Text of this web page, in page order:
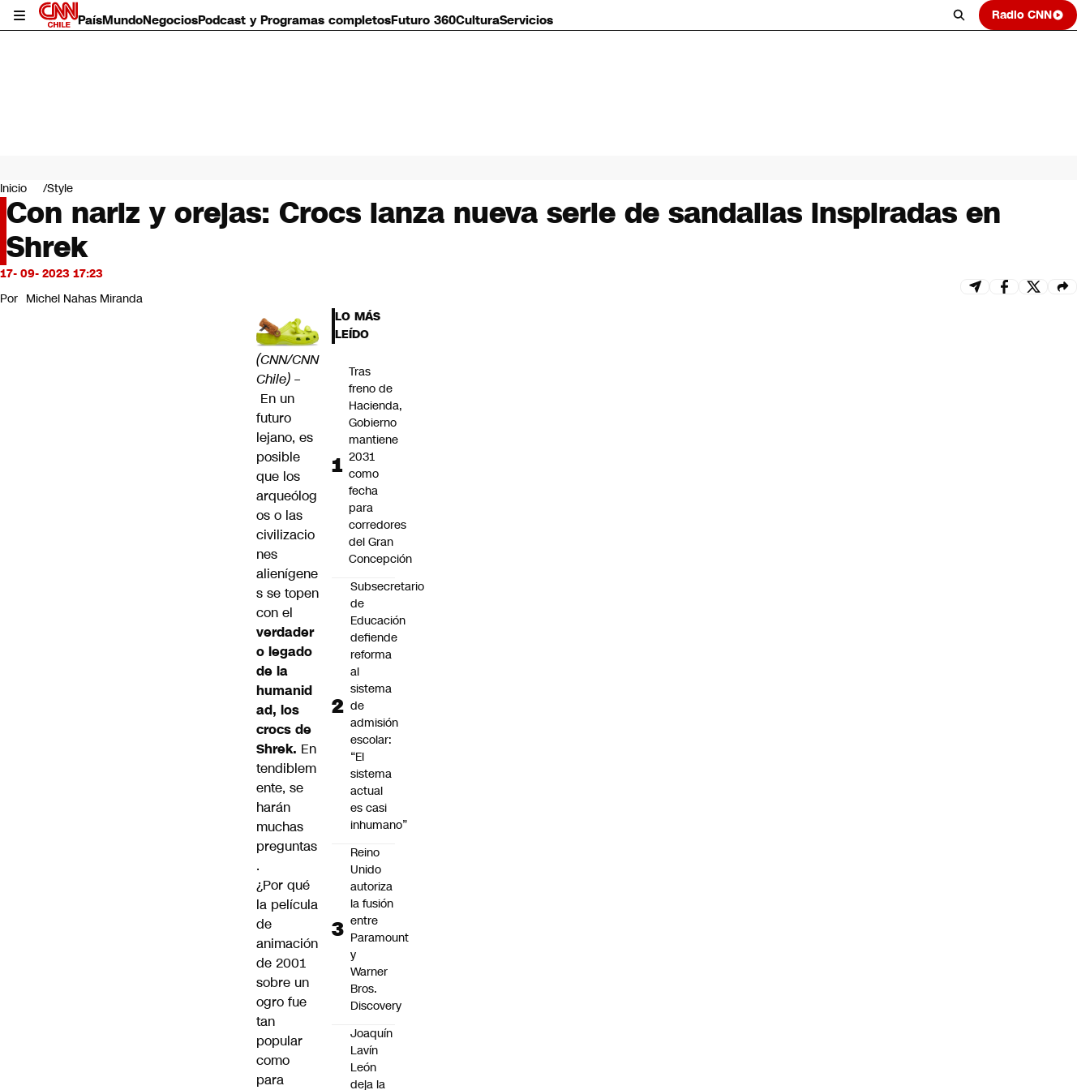
PaísMundoNegociosPodcast y Programas completosFuturo 360CulturaServicios Radio CNN
Mundo
Negocios
Deportes
Programas completos
Cultura
Servicios
Bits
CNN Data
Inicio Style
Con nariz y orejas: Crocs lanza nueva serie de sandalias inspiradas en
Shrek
17- 09- 2023 17:23
Por Michel Nahas Miranda
(CNN/CNN
Chile) –
En un
futuro
lejano, es
posible
que los
arqueólog
os o las
civilizacio
nes
alienígene
s se topen
con el
verdader
o legado
de la
humanid
ad, los
crocs de
Shrek. En
tendiblem
ente, se
harán
muchas
preguntas
.
¿Por qué
la película
de
animación
de 2001
sobre un
ogro fue
tan
popular
como
para
LO MÁS
LEÍDO
Tras
freno de
Hacienda,
Gobierno
mantiene
2031
como
fecha
para
corredores
del Gran
Concepción
Subsecretario
de
Educación
defiende
reforma
al
sistema
de
admisión
escolar:
“El
sistema
actual
es casi
inhumano”
Reino
Unido
autoriza
la fusión
entre
Paramount
y
Warner
Bros.
Discovery
Joaquín
Lavín
León
deja la